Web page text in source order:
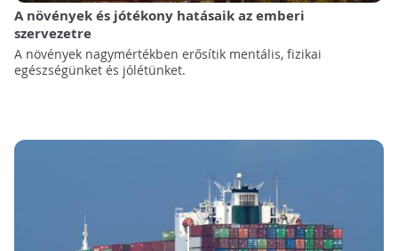
A növények és jótékony hatásaik az emberi
szervezetre
A növények nagymértékben erősítik mentális, fizikai
egészségünket és jólétünket.